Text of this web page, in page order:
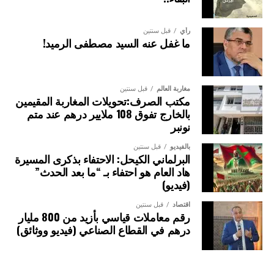
السنغال في المبادرات الملكية الرامية لترسيخ التنمية في
إفريقيا، لاسيما المبادرة الملكية لتعزيز ولوج بلدان الساحل إلى
المحيط الأطلسي.
اللقاء شكل مناسبة للوقوف على القفزة النوعية المسجلة في
تبادل الزيارات الوزارية، وإثراء الإطار القانوني الذي ينظم
التعاون الثنائي، وكذا توطيد الشراكة الاقتصادية والاستثمارات،
منذ تولي السيد باسيرو ديوماي فاي، رئاسة الجمهورية السنغالية.
ويشكل انعقاد الدروة الـ 15 للجنة العليا المختلطة للشراكة
المغربية السنغالية، فرصة سانحة لتعزيز التعاون القطاعي بين
البلدين، من خلال إرساء مشاريع مهيكلة في مجالات الفلاحة،
والطاقة، والتجارة، والاقتصاد الرقمي وغيرها.
رأي قبل سنتين
ما غفل عنه السيد مصطفى الرميد!
مغاربة العالم قبل سنتين
مكتب الصرف:تحويلات المغاربة المقيمين
بالخارج تفوق 108 ملايير درهم عند متم
نونبر
بالفيديو قبل سنتين
البرلماني الكيحل: الاحتفاء بذكرى المسيرة
هاد العام هو احتفاء بـ “ما بعد الحدث”
(فيديو)
اقتصاد قبل سنتين
رقم معاملات قياسي بأزيد من 800 مليار
درهم في القطاع الصناعي (فيديو ووثائق)